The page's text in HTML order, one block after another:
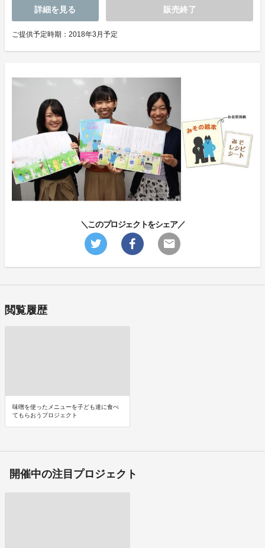
詳細を見る 販売終了
ご提供予定時期：2018年3月予定
＼このプロジェクトをシェア／
閲覧履歴
味噌を使ったメニューを子ども達に食べ
てもらおうプロジェクト
開催中の注目プロジェクト